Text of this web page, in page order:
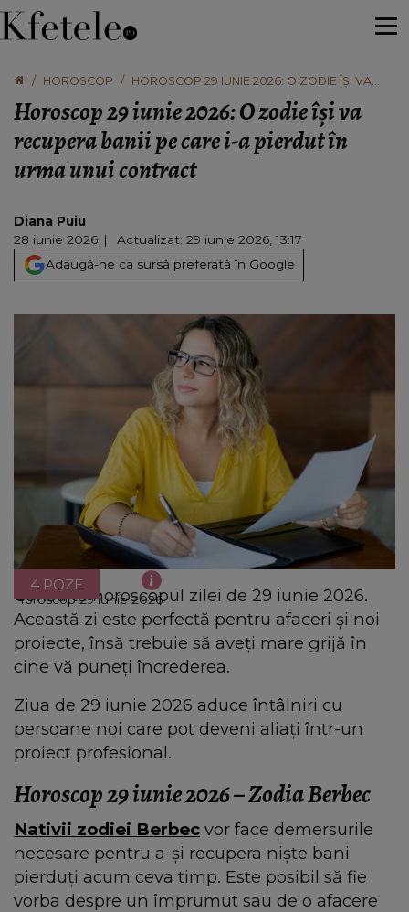
HOROSCOP
HOROSCOP 29 IUNIE 2026: O ZODIE ÎȘI VA
URMA UNUI CONTRACT
Horoscop 29 iunie 2026: O zodie își va
recupera banii pe care i-a pierdut în
urma unui contract
Diana Puiu
28 iunie 2026
Actualizat: 29 iunie 2026, 13:17
Adaugă-ne ca sursă preferată în Google
Horoscop 29 iunie 2026
4 POZE
Consultă horoscopul zilei de 29 iunie 2026.
Această zi este perfectă pentru afaceri și noi
proiecte, însă trebuie să aveți mare grijă în
cine vă puneți încrederea.
Ziua de 29 iunie 2026 aduce întâlniri cu
persoane noi care pot deveni aliați într-un
proiect profesional.
Horoscop 29 iunie 2026 – Zodia Berbec
Nativii zodiei Berbec vor face demersurile
necesare pentru a-și recupera niște bani
pierduți acum ceva timp. Este posibil să fie
vorba despre un împrumut sau de o afacere